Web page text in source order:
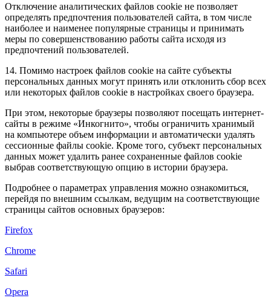
Отключение аналитических файлов cookie не позволяет
определять предпочтения пользователей сайта, в том числе
наиболее и наименее популярные страницы и принимать
меры по совершенствованию работы сайта исходя из
предпочтений пользователей.
14. Помимо настроек файлов cookie на сайте субъекты
персональных данных могут принять или отклонить сбор всех
или некоторых файлов cookie в настройках своего браузера.
При этом, некоторые браузеры позволяют посещать интернет-
сайты в режиме «Инкогнито», чтобы ограничить хранимый
на компьютере объем информации и автоматически удалять
сессионные файлы cookie. Кроме того, субъект персональных
данных может удалить ранее сохраненные файлов cookie
выбрав соответствующую опцию в истории браузера.
Подробнее о параметрах управления можно ознакомиться,
перейдя по внешним ссылкам, ведущим на соответствующие
страницы сайтов основных браузеров:
Firefox
Chrome
Safari
Opera